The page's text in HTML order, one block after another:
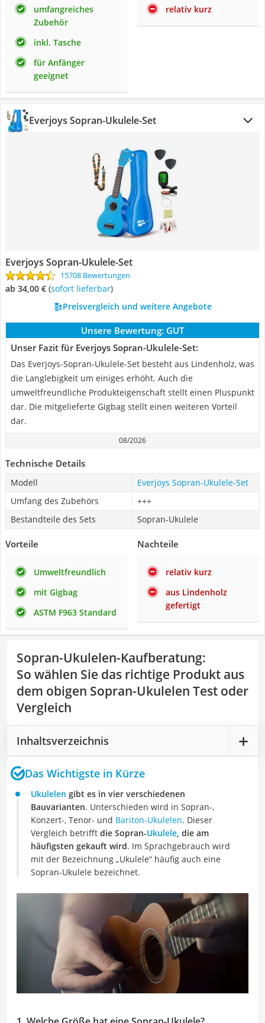
umfangreiches
Zubehör
inkl. Tasche
für Anfänger
geeignet
relativ kurz
Everjoys Sopran-Ukulele-Set
Everjoys Sopran-Ukulele-Set
15708 Bewertungen
ab 34,00 € ( Sofort lieferbar)
Preisvergleich und weitere Angebote
Unsere Bewertung: GUT
Unser Fazit für Everjoys Sopran-Ukulele-Set:
Das Everjoys-Sopran-Ukulele-Set besteht aus Lindenholz, was
die Langlebigkeit um einiges erhöht. Auch die
umweltfreundliche Produkteigenschaft stellt einen Pluspunkt
dar. Die mitgelieferte Gigbag stellt einen weiteren Vorteil
dar.
08/2026
Technische Details
Modell
Everjoys Sopran-Ukulele-Set
Umfang des Zubehörs
+++
Bestandteile des Sets
Sopran-Ukulele
Vorteile
Umweltfreundlich
mit Gigbag
ASTM F963 Standard
Nachteile
relativ kurz
aus Lindenholz
gefertigt
Sopran-Ukulelen-Kaufberatung:
So wählen Sie das richtige Produkt aus
dem obigen Sopran-Ukulelen Test oder
Vergleich
Inhaltsverzeichnis
Das Wichtigste in Kürze
Ukulelen gibt es in vier verschiedenen
Bauvarianten. Unterschieden wird in Sopran-,
Konzert-, Tenor- und Bariton-Ukulelen. Dieser
Vergleich betrifft die Sopran-Ukulele, die am
häufigsten gekauft wird. Im Sprachgebrauch wird
mit der Bezeichnung „Ukulele“ häufig auch eine
Sopran-Ukulele bezeichnet.